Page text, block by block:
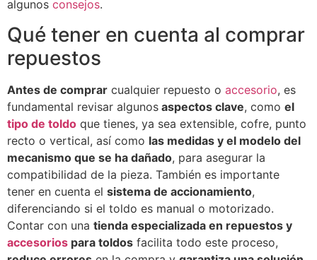
algunos consejos.
Qué tener en cuenta al comprar
repuestos
Antes de comprar cualquier repuesto o accesorio, es
fundamental revisar algunos aspectos clave, como el
tipo de toldo que tienes, ya sea extensible, cofre, punto
recto o vertical, así como las medidas y el modelo del
mecanismo que se ha dañado, para asegurar la
compatibilidad de la pieza. También es importante
tener en cuenta el sistema de accionamiento,
diferenciando si el toldo es manual o motorizado.
Contar con una tienda especializada en repuestos y
accesorios para toldos facilita todo este proceso,